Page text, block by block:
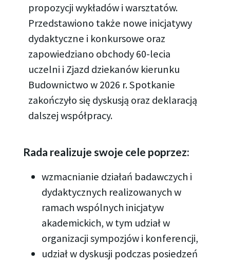
propozycji wykładów i warsztatów.
Przedstawiono także nowe inicjatywy
dydaktyczne i konkursowe oraz
zapowiedziano obchody 60-lecia
uczelni i Zjazd dziekanów kierunku
Budownictwo w 2026 r. Spotkanie
zakończyło się dyskusją oraz deklaracją
dalszej współpracy.
Rada realizuje swoje cele poprzez:
wzmacnianie działań badawczych i
dydaktycznych realizowanych w
ramach wspólnych inicjatyw
akademickich, w tym udział w
organizacji sympozjów i konferencji,
udział w dyskusji podczas posiedzeń